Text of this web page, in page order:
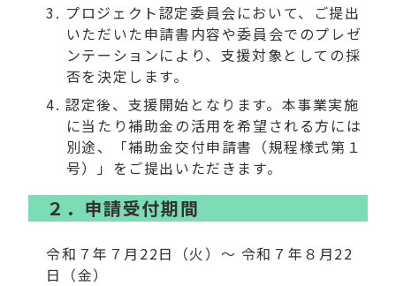
プロジェクト認定委員会において、ご提出
いただいた申請書内容や委員会でのプレゼ
ンテーションにより、支援対象としての採
否を決定します。
認定後、支援開始となります。本事業実施
に当たり補助金の活用を希望される方には
別途、「補助金交付申請書（規程様式第１
号）」をご提出いただきます。
２．申請受付期間
令和７年７月22日（火）～ 令和７年８月22
日（金）